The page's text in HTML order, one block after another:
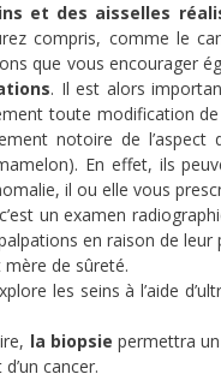
et des aisselles
compris, comme le
que vous encourager
. Il est alors
toute modification
notoire de
En effet, ils
il ou elle vous
un examen
en raison de leur
de sûreté.
les seins à l’aide
la biopsie permettra
cancer.